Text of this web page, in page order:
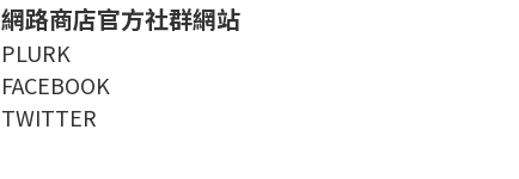
網路商店官方社群網站
PLURK
FACEBOOK
TWITTER